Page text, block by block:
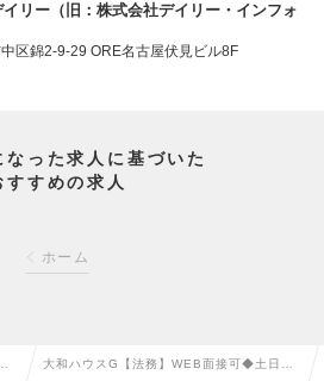
リー（旧：株式会社デイリー・インフォ
区錦2-9-29 ORE名古屋伏見ビル8F
なった求人に基づいた
すすめの求人
ホーム
大和ハウスG【法務】WEB面接可◆土日祝